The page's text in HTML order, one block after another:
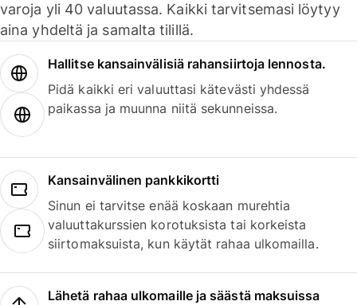
varoja yli 40 valuutassa. Kaikki tarvitsemasi löytyy
aina yhdeltä ja samalta tilillä.
Hallitse kansainvälisiä rahansiirtoja lennosta.
Pidä kaikki eri valuuttasi kätevästi yhdessä
paikassa ja muunna niitä sekunneissa.
Kansainvälinen pankkikortti
Sinun ei tarvitse enää koskaan murehtia
valuuttakurssien korotuksista tai korkeista
siirtomaksuista, kun käytät rahaa ulkomailla.
Lähetä rahaa ulkomaille ja säästä maksuissa